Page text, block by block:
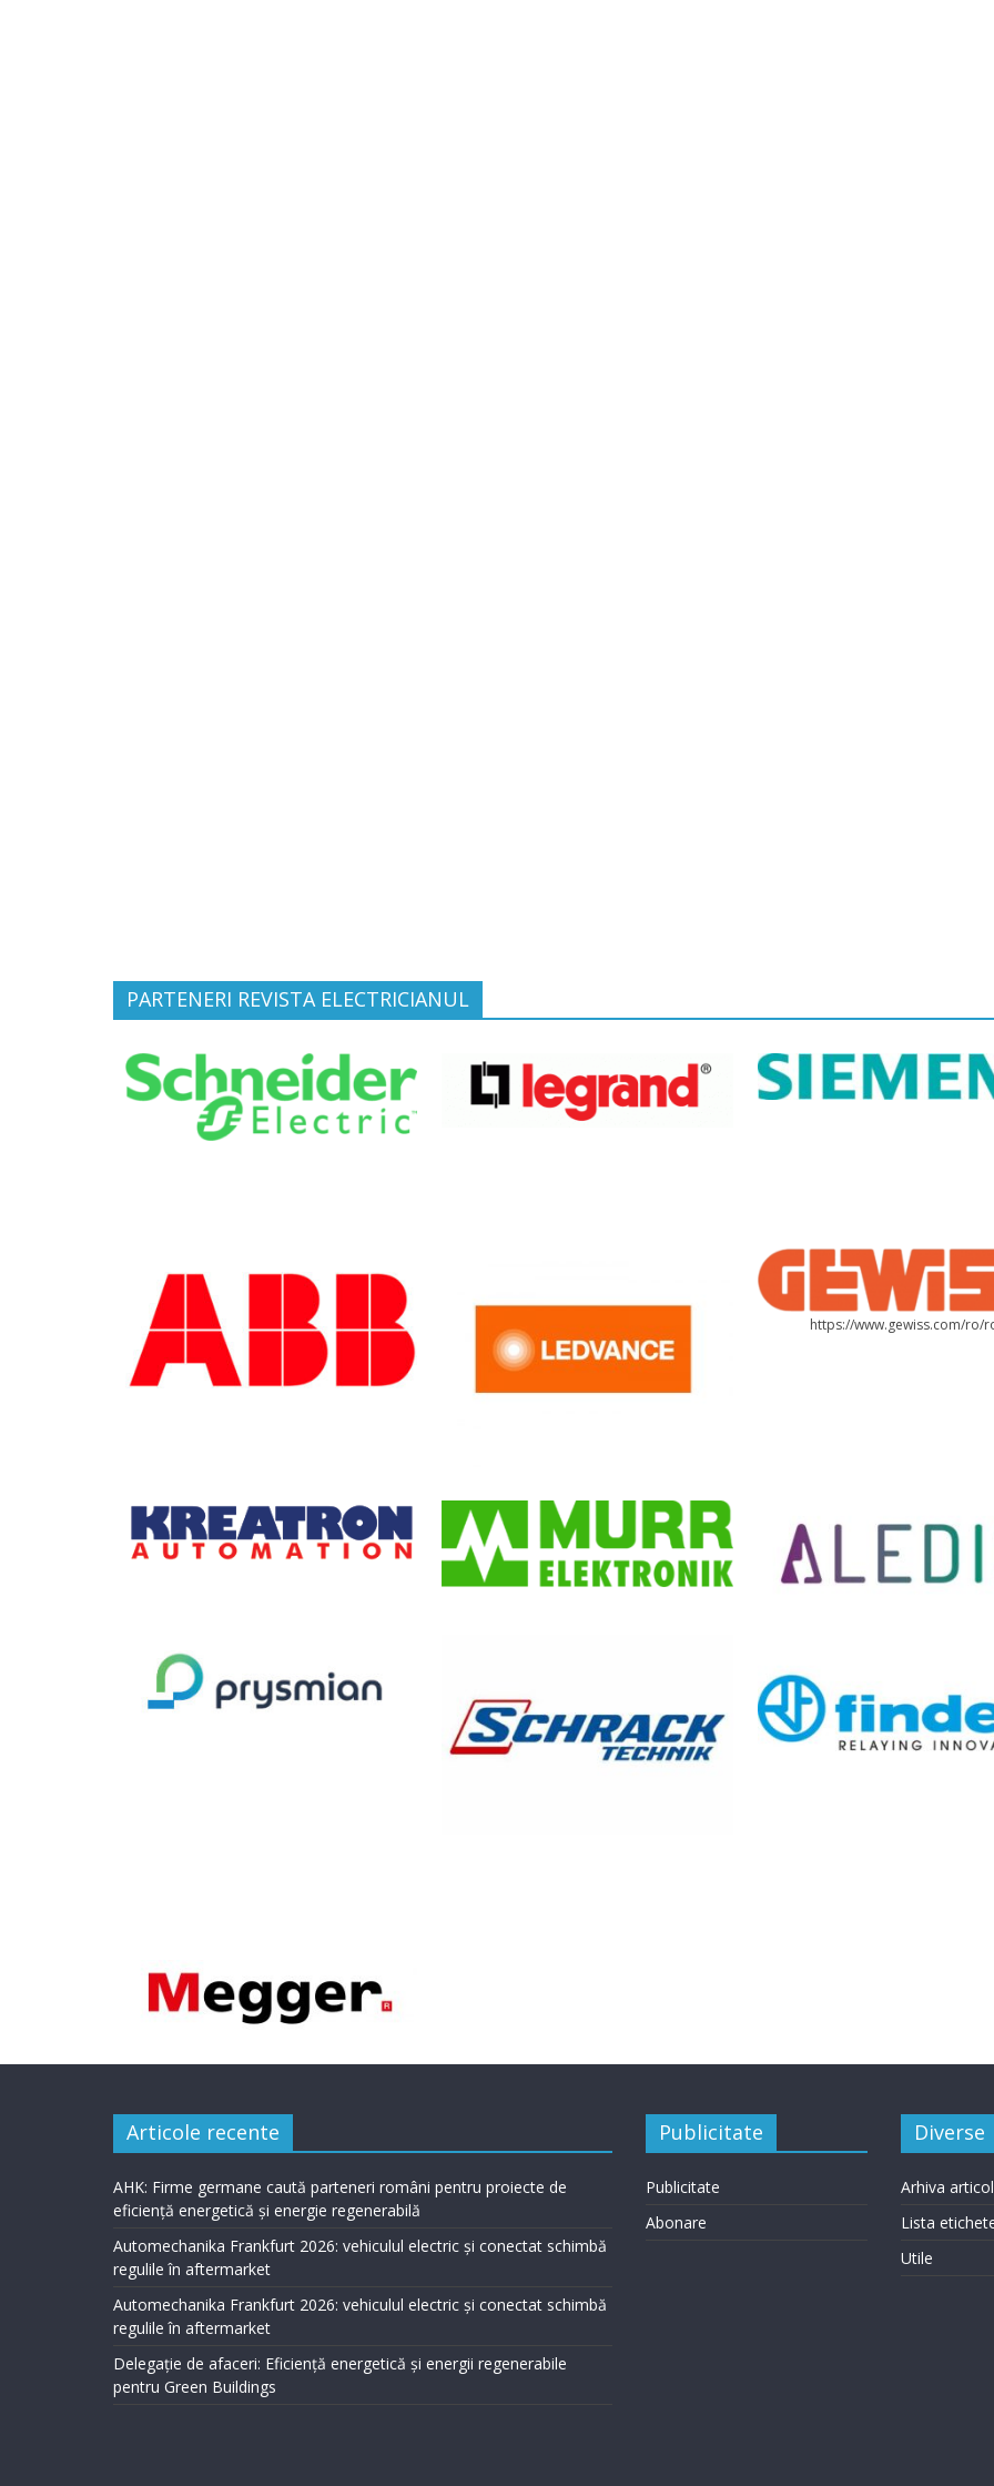
PARTENERI REVISTA ELECTRICIANUL
https://www.gewiss.com/ro/
Articole recente
AHK: Firme germane caută parteneri români pentru proiecte de
eficiență energetică și energie regenerabilă
Automechanika Frankfurt 2026: vehiculul electric și conectat schimbă
regulile în aftermarket
Automechanika Frankfurt 2026: vehiculul electric și conectat schimbă
regulile în aftermarket
Delegație de afaceri: Eficiență energetică și energii regenerabile
pentru Green Buildings
Publicitate
Publicitate
Abonare
Diverse
Arhiva
Lista
Utile